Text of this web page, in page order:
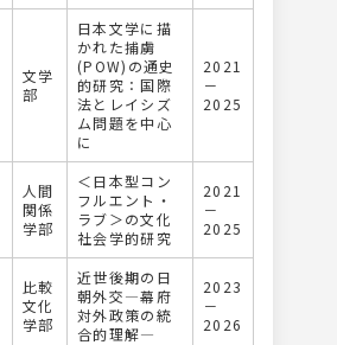
文学
部
日本文学に描
かれた捕虜
(POW)の通史
的研究：国際
法とレイシズ
ム問題を中心
に
2021
－
2025
人間
関係
学部
＜日本型コン
フルエント・
ラブ＞の文化
社会学的研究
2021
－
2025
比較
文化
学部
近世後期の⽇
朝外交―幕府
対外政策の統
合的理解―
2023
－
2026